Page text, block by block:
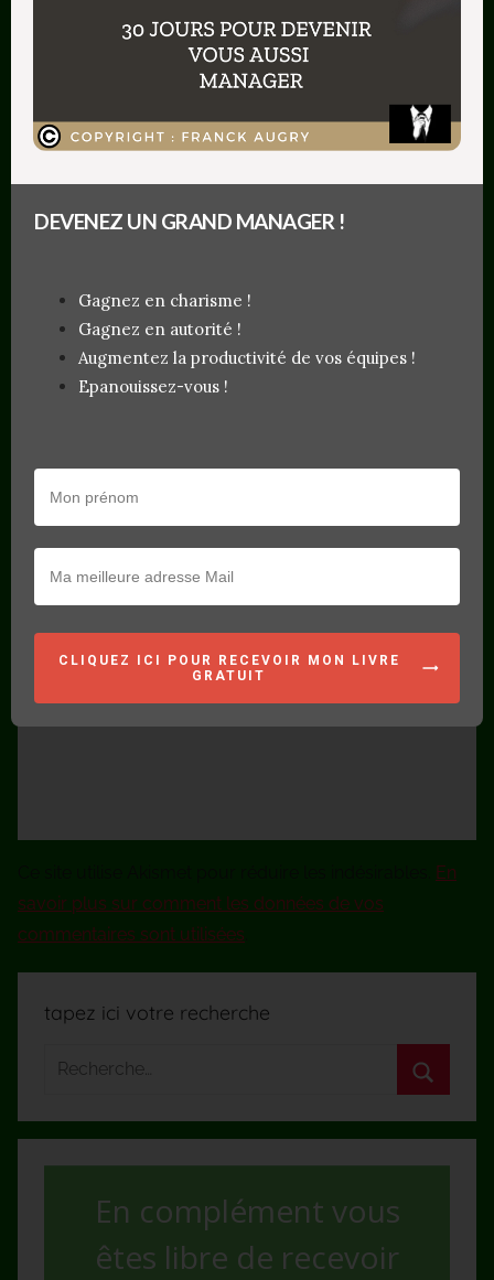
carrière de manager
Article suivant
d’articles ;-)
En
savoir plus sur comment les données de vos
commentaires sont utilisées
tapez ici votre recherche
En complément vous
êtes libre de recevoir
DEVENEZ UN GRAND MANAGER !
Gagnez en charisme !
Gagnez en autorité !
Augmentez la productivité de vos équipes !
Epanouissez-vous !
CLIQUEZ ICI POUR RECEVOIR MON LIVRE
GRATUIT